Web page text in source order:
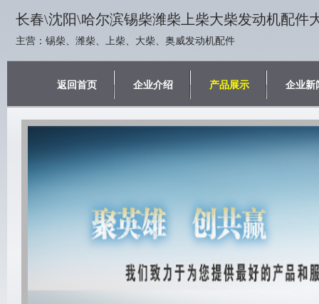
长春\沈阳\哈尔滨锡柴潍柴上柴大柴发动机配件
主营：锡柴、潍柴、上柴、大柴、奥威发动机配件
返回首页 企业介绍 产品展示 企业新